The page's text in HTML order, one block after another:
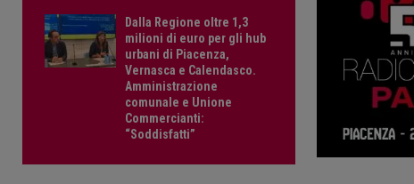
Dalla Regione oltre 1,3
milioni di euro per gli hub
urbani di Piacenza,
Vernasca e Calendasco.
Amministrazione
comunale e Unione
Commercianti:
“Soddisfatti”